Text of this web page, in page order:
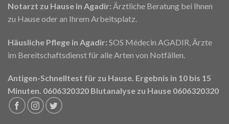
Notarzt zu Hause in Agadir: Ärztliche Beratung bei Ihnen
zu Hause oder an Ihrem Arbeitsplatz.
Häusliche Pflege in Agadir: SOS Médecin AGADIR, Ärzte
im Bereitschaftsdienst für alle Arten von Notfällen.
Antigen-Schnelltest für zu Hause. Ergebnis in 10 bis 15
Minuten. 0606320320 Blutanalyse zu Hause 0606320320